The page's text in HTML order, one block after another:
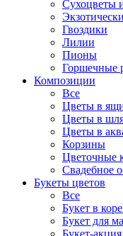
Сухоцветы
Гвоздики
Лилии
Пионы
Горшечные
Композиции
Все
Цветы в
Цветы в
Цветы в
Корзины
Цветочные
Свадебное
Букеты цветов
Все
Букет в
Букет для
Букет-